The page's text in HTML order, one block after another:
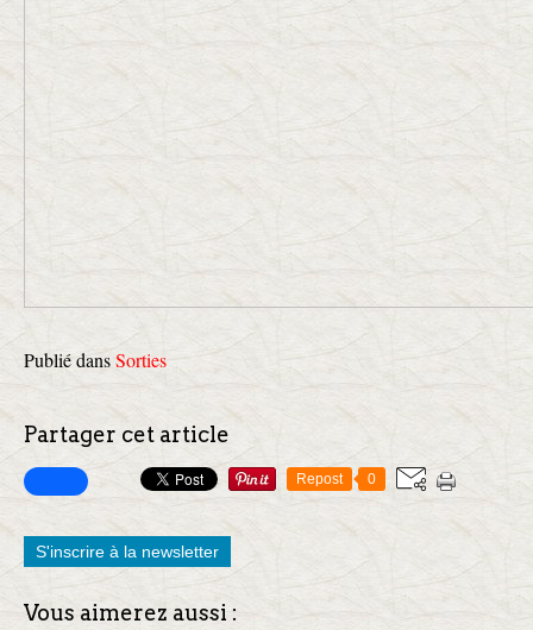
Publié dansSorties
Partager cet article
Repost 0
S'inscrire à la newsletter
Vous aimerez aussi :